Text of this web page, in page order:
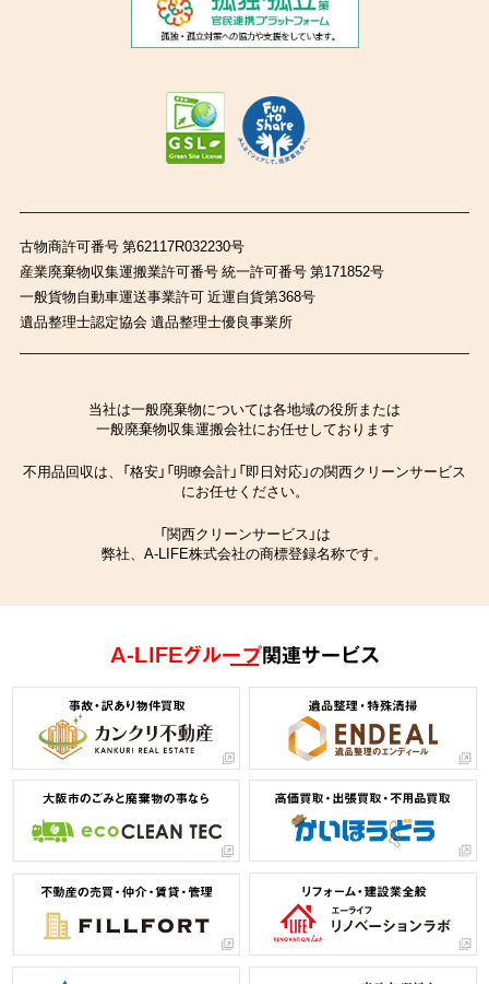
古物商許可番号 第62117R032230号
産業廃棄物収集運搬業許可番号 統一許可番号 第171852号
一般貨物自動車運送事業許可 近運自貨第368号
遺品整理士認定協会 遺品整理士優良事業所
当社は一般廃棄物については各地域の役所または
一般廃棄物収集運搬会社にお任せしております
不用品回収は、「格安」「明瞭会計」「即日対応」の関西クリーンサービス
にお任せください。
「関西クリーンサービス」は
弊社、A-LIFE株式会社の商標登録名称です。
A-LIFEグループ関連サービス